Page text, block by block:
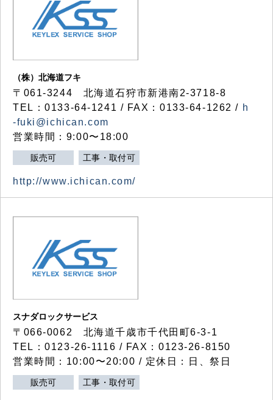
（株）北海道フキ
〒061-3244 北海道石狩市新港南2-3718-8
TEL：0133-64-1241 / FAX：0133-64-1262 / h
-fuki@ichican.com
営業時間：9:00〜18:00
販売可 工事・取付可
http://www.ichican.com/
スナダロックサービス
〒066-0062 北海道千歳市千代田町6-3-1
TEL：0123-26-1116 / FAX：0123-26-8150
営業時間：10:00〜20:00 / 定休日：日、祭日
販売可 工事・取付可